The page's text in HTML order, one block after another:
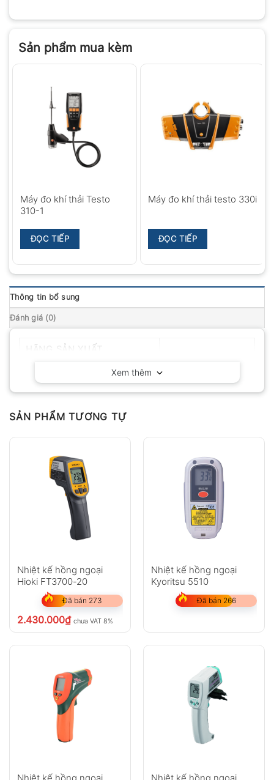
Sản phẩm mua kèm
Máy đo khí thải Testo
310-1
ĐỌC TIẾP
Máy đo khí thải testo 330i
ĐỌC TIẾP
Thông tin bổ sung
Đánh giá (0)
Xem thêm
SẢN PHẨM TƯƠNG TỰ
Nhiệt kế hồng ngoại
Hioki FT3700-20
Đã bán 273
2.430.000₫ chưa VAT 8%
Nhiệt kế hồng ngoại
Kyoritsu 5510
Đã bán 266